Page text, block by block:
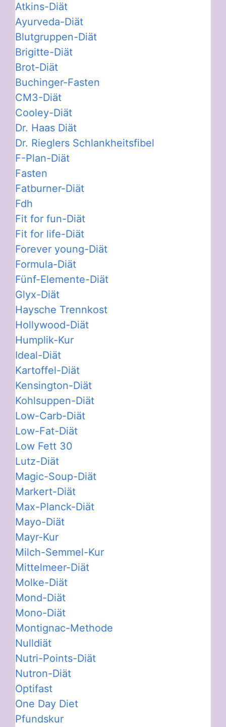
Atkins-Diät
Ayurveda-Diät
Blutgruppen-Diät
Brigitte-Diät
Brot-Diät
Buchinger-Fasten
CM3-Diät
Cooley-Diät
Dr. Haas Diät
Dr. Rieglers Schlankheitsfibel
F-Plan-Diät
Fasten
Fatburner-Diät
Fdh
Fit for fun-Diät
Fit for life-Diät
Forever young-Diät
Formula-Diät
Fünf-Elemente-Diät
Glyx-Diät
Haysche Trennkost
Hollywood-Diät
Humplik-Kur
Ideal-Diät
Kartoffel-Diät
Kensington-Diät
Kohlsuppen-Diät
Low-Carb-Diät
Low-Fat-Diät
Low Fett 30
Lutz-Diät
Magic-Soup-Diät
Markert-Diät
Max-Planck-Diät
Mayo-Diät
Mayr-Kur
Milch-Semmel-Kur
Mittelmeer-Diät
Molke-Diät
Mond-Diät
Mono-Diät
Montignac-Methode
Nulldiät
Nutri-Points-Diät
Nutron-Diät
Optifast
One Day Diet
Pfundskur